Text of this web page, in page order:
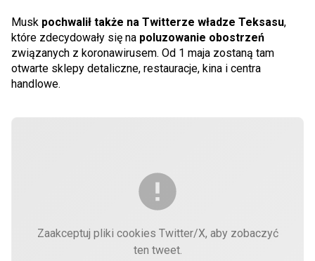
Musk pochwalił także na Twitterze władze Teksasu,
które zdecydowały się na poluzowanie obostrzeń
związanych z koronawirusem. Od 1 maja zostaną tam
otwarte sklepy detaliczne, restauracje, kina i centra
handlowe.
Zaakceptuj pliki cookies Twitter/X, aby zobaczyć
ten tweet.